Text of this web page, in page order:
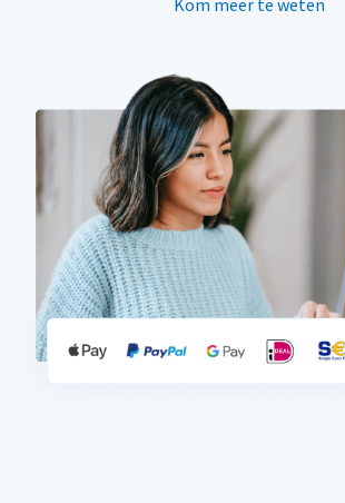
Kom meer te weten